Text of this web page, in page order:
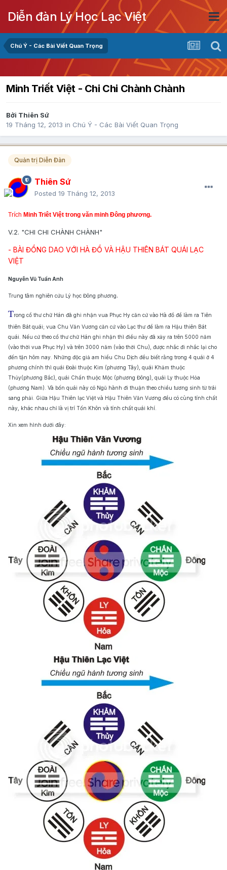
Diễn đàn Lý Học Lạc Việt
Chú Ý - Các Bài Viết Quan Trọng
Minh Triết Việt - Chi Chi Chành Chành
Bởi Thiên Sứ
19 Tháng 12, 2013 in Chú Ý - Các Bài Viết Quan Trọng
Quản trị Diễn Đàn
Thiên Sứ
Posted 19 Tháng 12, 2013
Trích Minh Triêt Việt trong văn minh Đông phương.
V.2. "CHI CHI CHÀNH CHÀNH"
- BÀI ĐỒNG DAO VỚI HÀ ĐỒ VÀ HẬU THIÊN BÁT QUÁI LẠC
VIỆT
Nguyễn Vũ Tuấn Anh
Trung tâm nghiên cứu Lý học Đông phương.
Trong cổ thư chữ Hán đã ghi nhận vua Phục Hy căn cứ vào Hà đồ để làm ra Tiên
thiên Bát quái; vua Chu Văn Vương căn cứ vào Lạc thư để làm ra Hậu thiên Bát
quái. Nếu cứ theo cổ thư chữ Hán ghi nhận thì điều này đã xảy ra trên 5000 năm
(vào thời vua Phục Hy) và trên 3000 năm (vào thời Chu), được nhắc đi nhắc lại cho
đến tận hôm nay. Những độc giả am hiểu Chu Dịch đều biết rằng trong 4 quái ở 4
phương chính thì quái Đoài thuộc Kim (phương Tây), quái Khảm thuộc
Thủy(phương Bắc), quái Chấn thuộc Mộc (phương Đông), quái Ly thuộc Hỏa
(phương Nam). Và bốn quái này có Ngũ hành đi thuận theo chiều tương sinh từ trái
sang phải. Giữa Hậu Thiên lạc Việt và Hậu Thiên Văn Vương đều có cùng tính chất
này, khác nhau chỉ là vị trí Tốn Khôn và tính chất quái khí.
Xin xem hình dưới đây: